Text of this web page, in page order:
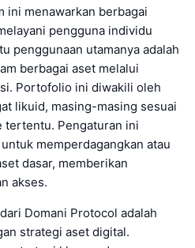
ini menawarkan berbagai
pengguna individu
penggunaan utamanya adalah
berbagai aset melalui
Portofolio ini diwakili oleh
likuid, masing-masing sesuai
tertentu. Pengaturan ini
memperdagangkan atau
dasar, memberikan
akses.
Domani Protocol adalah
strategi aset digital.